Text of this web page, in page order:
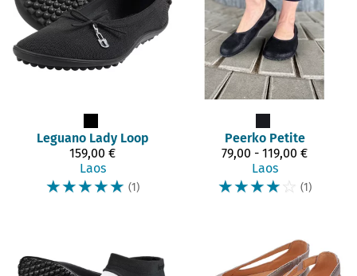
Leguano Lady Loop
159,00 €
Laos
☆☆☆☆☆ (1)
Peerko Petite
79,00 - 119,00 €
Laos
☆☆☆☆☆ (1)